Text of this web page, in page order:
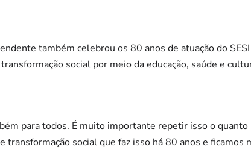
também celebrou os 80 anos de atuação do
social por meio da educação, saúde e
para todos. É muito importante repetir isso o
transformação social que faz isso há 80 anos e ficamos